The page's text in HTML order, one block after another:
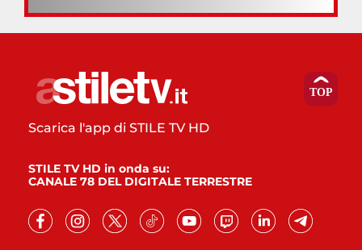
Scarica l'app di STILE TV HD
STILE TV HD in onda su:
CANALE 78 DEL DIGITALE TERRESTRE